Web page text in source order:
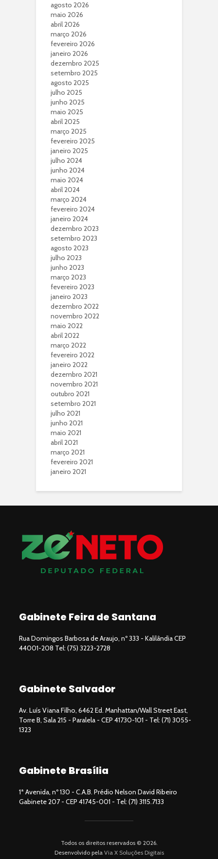
agosto 2026
maio 2026
abril 2026
março 2026
fevereiro 2026
janeiro 2026
dezembro 2025
setembro 2025
agosto 2025
julho 2025
junho 2025
maio 2025
abril 2025
março 2025
fevereiro 2025
janeiro 2025
julho 2024
junho 2024
maio 2024
abril 2024
março 2024
fevereiro 2024
janeiro 2024
dezembro 2023
setembro 2023
agosto 2023
julho 2023
junho 2023
março 2023
fevereiro 2023
janeiro 2023
dezembro 2022
novembro 2022
maio 2022
abril 2022
março 2022
fevereiro 2022
janeiro 2022
dezembro 2021
novembro 2021
outubro 2021
setembro 2021
julho 2021
junho 2021
maio 2021
abril 2021
março 2021
fevereiro 2021
janeiro 2021
Gabinete Feira de Santana
Rua Domingos Barbosa de Araujo, nº 333 - Kalilândia CEP
44001-208 Tel: (75) 3223-2728
Gabinete Salvador
Av. Luís Viana Filho, 6462 Ed. Manhattan/Wall Street East,
Torre B, Sala 215 - Paralela - CEP 41730-101 - Tel: (71) 3055-
1323
Gabinete Brasília
1ª Avenida, nº 130 - C.A.B. Prédio Nelson David Ribeiro
Gabinete 207 - CEP 41745-001 - Tel: (71) 3115.7133
Todos os direitos reservados © 2026.
Desenvolvido pela Via X Soluções Digitais